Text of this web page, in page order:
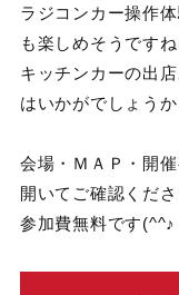
ラジコンカー操作
も楽しめそうです
キッチンカーの出
はいかがでしょうか
会場・ＭＡＰ・開
開いてご確認くださ
参加費無料です(^^♪